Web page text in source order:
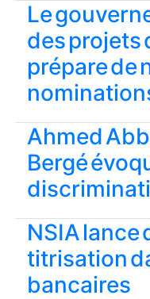
Le
des projets
prépare de
Ahmed
Bergé
NSIA lance
titrisation
bancaires